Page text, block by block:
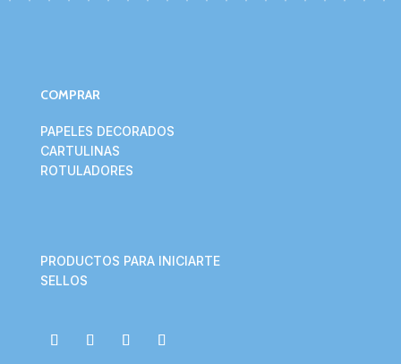
COMPRAR
PAPELES DECORADOS
CARTULINAS
ROTULADORES
PRODUCTOS PARA INICIARTE
SELLOS